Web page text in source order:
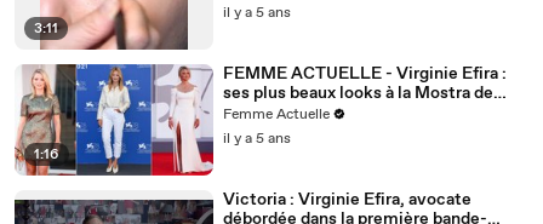
3:11
il y a 5 ans
1:16
FEMME ACTUELLE - Virginie Efira :
ses plus beaux looks à la Mostra de
Venise 2021
Femme Actuelle
il y a 5 ans
Victoria : Virginie Efira, avocate
débordée dans la première bande-